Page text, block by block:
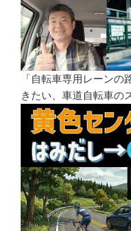
「自転車専用レーン
きたい、車道自転車の